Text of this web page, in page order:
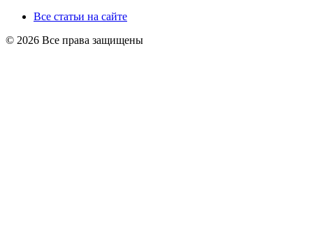
Все статьи на сайте
© 2026 Все права защищены